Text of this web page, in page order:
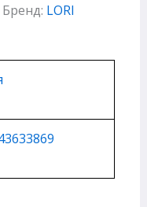
Бренд: LORI